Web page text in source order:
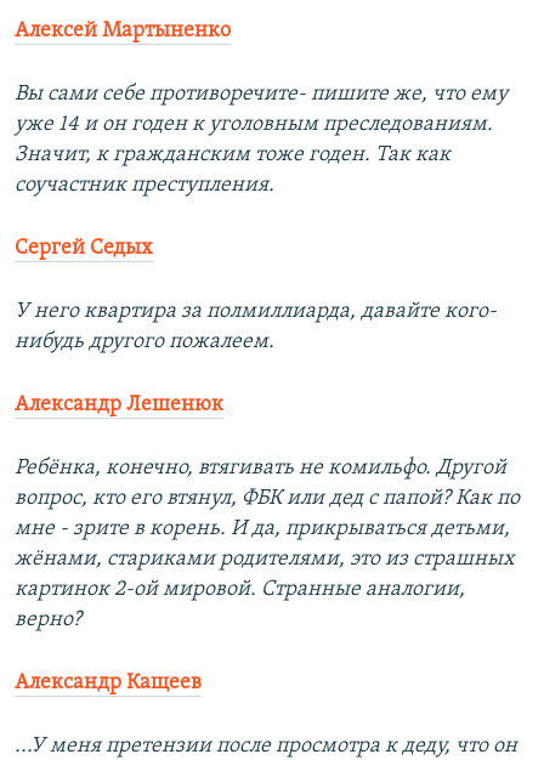
Алексей Мартыненко
Вы сами себе противоречите- пишите же, что ему
уже 14 и он годен к уголовным преследованиям.
Значит, к гражданским тоже годен. Так как
соучастник преступления.
Сергей Седых
У него квартира за полмиллиарда, давайте кого-
нибудь другого пожалеем.
Александр Лешенюк
Ребёнка, конечно, втягивать не комильфо. Другой
вопрос, кто его втянул, ФБК или дед с папой? Как по
мне - зрите в корень. И да, прикрываться детьми,
жёнами, стариками родителями, это из страшных
картинок 2-ой мировой. Странные аналогии,
верно?
Александр Кащеев
...У меня претензии после просмотра к деду, что он